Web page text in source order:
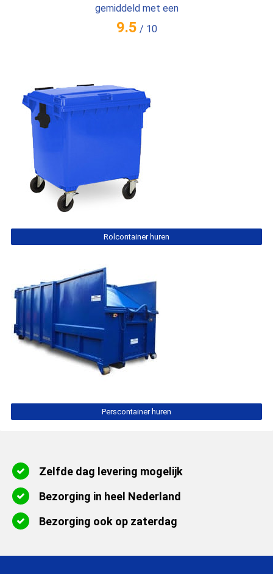
gemiddeld met een
9.5 / 10
Rolcontainer huren
Perscontainer huren
Zelfde dag levering mogelijk
Bezorging in heel Nederland
Bezorging ook op zaterdag